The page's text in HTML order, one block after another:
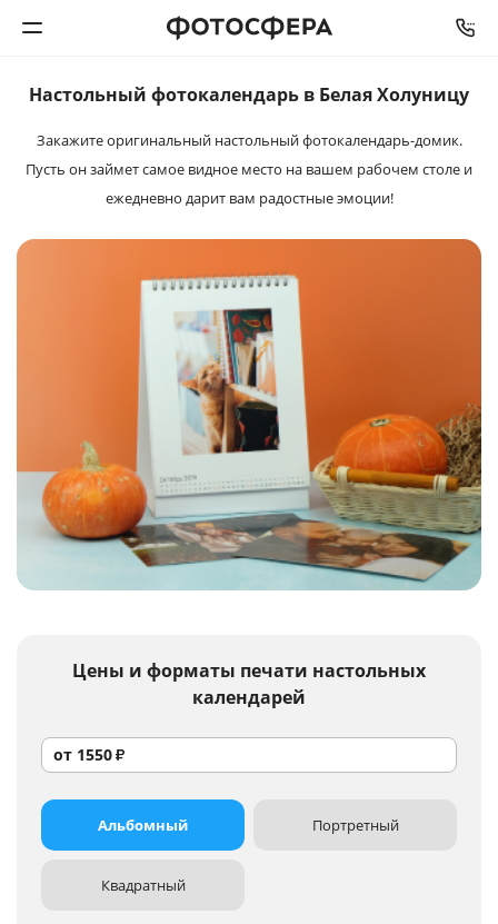
Фотокниги
Интерьерная печать
Полиграфия
Услуги и сервис
Магазин
Настольный фотокалендарь в Белая Холуницу
Закажите оригинальный настольный фотокалендарь-домик.
Пусть он займет самое видное место на вашем рабочем столе и
ежедневно дарит вам радостные эмоции!
Цены и форматы печати настольных
календарей
от 1550₽
Альбомный Портретный
Квадратный